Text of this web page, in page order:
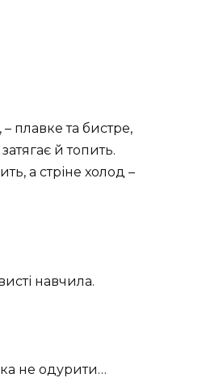
плавке та бистре,
й топить.
а стріне холод –
навчила.
не одурити…